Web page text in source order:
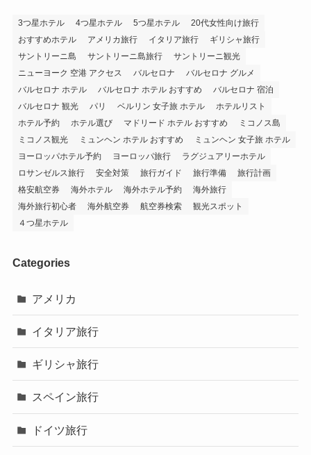
3つ星ホテル 4つ星ホテル 5つ星ホテル
20代女性向け旅行
おすすめホテル
アメリカ旅行 イタリア旅行
ギリシャ旅行
サントリーニ島
サントリーニ島旅行
サントリーニ観光
ニューヨーク 空港 アクセス
バルセロナ
バルセロナ グルメ
バルセロナ ホテル
バルセロナ ホテル おすすめ
バルセロナ 宿泊
バルセロナ 観光
パリ ベルリン 女子旅 ホテル
ホテルリスト
ホテル予約
ホテル選び マドリード ホテル おすすめ
ミコノス島
ミコノス観光
ミュンヘン ホテル おすすめ
ミュンヘン 女子旅 ホテル
ヨーロッパホテル予約
ヨーロッパ旅行
ラグジュアリーホテル
ロサンゼルス旅行
安全対策 旅行ガイド 旅行準備
旅行計画
格安航空券
海外ホテル 海外ホテル予約
海外旅行
海外旅行初心者
海外航空券 航空券検索
観光スポット
４つ星ホテル
Categories
アメリカ
イタリア旅行
ギリシャ旅行
スペイン旅行
ドイツ旅行